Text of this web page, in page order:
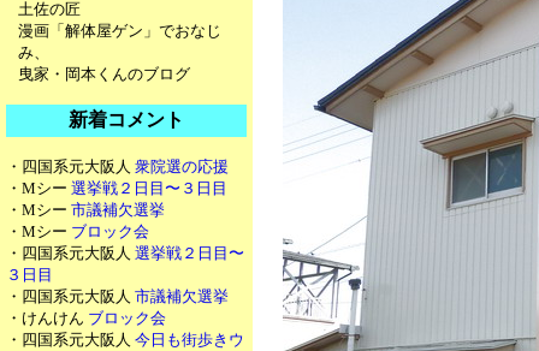
土佐の匠
漫画「解体屋ゲン」でおなじ
み、
曳家・岡本くんのブログ
新着コメント
・四国系元大阪人 衆院選の応援
・Mシー 選挙戦２日目〜３日目
・Mシー 市議補欠選挙
・Mシー ブロック会
・四国系元大阪人 選挙戦２日目〜
３日目
・四国系元大阪人 市議補欠選挙
・けんけん ブロック会
・四国系元大阪人 今日も街歩きウ